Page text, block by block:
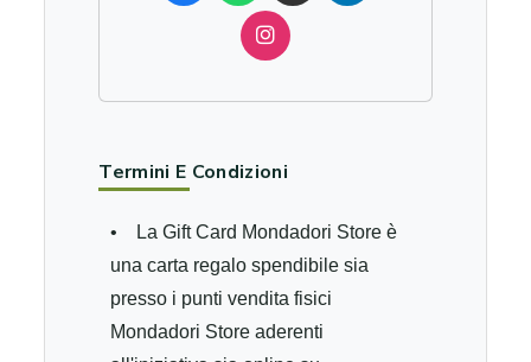
Termini E Condizioni
• La Gift Card Mondadori Store è
una carta regalo spendibile sia
presso i punti vendita fisici
Mondadori Store aderenti